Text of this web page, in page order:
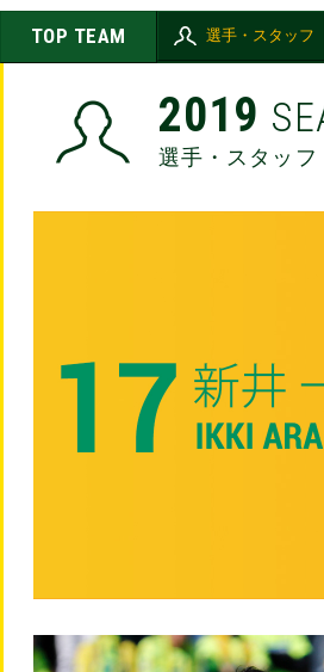
TOP TEAM 選手・スタッフ
2019
選手・スタッフ